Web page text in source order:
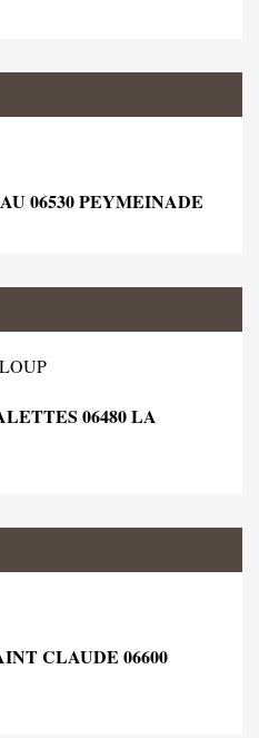
06530 PEYMEINADE
06480 LA
CLAUDE 06600